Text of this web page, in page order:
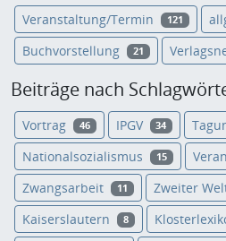
Veranstaltung/Termin 121
Buchvorstellung 21
Beiträge nach
Vortrag 46 IPGV 34
Nationalsozialismus 15
Zwangsarbeit 11 Zweiter
Kaiserslautern 8